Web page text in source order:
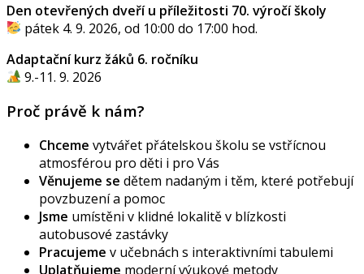
Den otevřených dveří u příležitosti 70. výročí školy
pátek 4. 9. 2026, od 10:00 do 17:00 hod.
Adaptační kurz žáků 6. ročníku
9.-11. 9. 2026
Proč právě k nám?
Chceme vytvářet přátelskou školu se vstřícnou
atmosférou pro děti i pro Vás
Věnujeme se dětem nadaným i těm, které potřebují
povzbuzení a pomoc
Jsme umístěni v klidné lokalitě v blízkosti
autobusové zastávky
Pracujeme v učebnách s interaktivními tabulemi
Uplatňujeme moderní výukové metody